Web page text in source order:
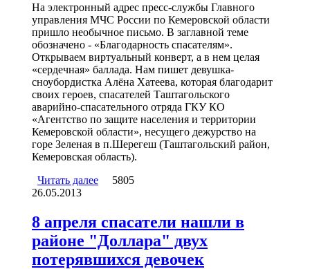
На электронный адрес пресс-службы Главного
управления МЧС России по Кемеровской области
пришло необычное письмо. В заглавной теме
обозначено - «Благодарность спасателям».
Открываем виртуальный конверт, а в нем целая
«сердечная» баллада. Нам пишет девушка-
сноубордистка Алёна Хатеева, которая благодарит
своих героев, спасателей Таштагольского
аварийно-спасательного отряда ГКУ КО
«Агентство по защите населения и территории
Кемеровской области», несущего дежурство на
горе Зеленая в п.Шерегеш (Таштагольский район,
Кемеровская область).
Читать далее о От чистого сердца «спасибо»
5805
26.05.2013
8 апреля спасатели нашли в
районе "Доллара" двух
потерявшихся девочек